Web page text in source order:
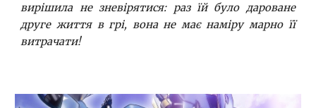
вирішила не зневірятися: раз їй було дароване
друге життя в грі, вона не має наміру марно її
витрачати!